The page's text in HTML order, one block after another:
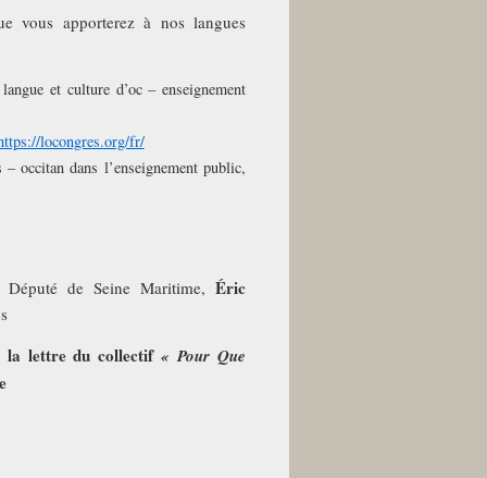
vous apporterez à nos langues
et culture d’oc – enseignement
locongres.org/fr/
occitan dans l’enseignement public,
Député de Seine Maritime,Éric
la lettre du collectif « Pour Que